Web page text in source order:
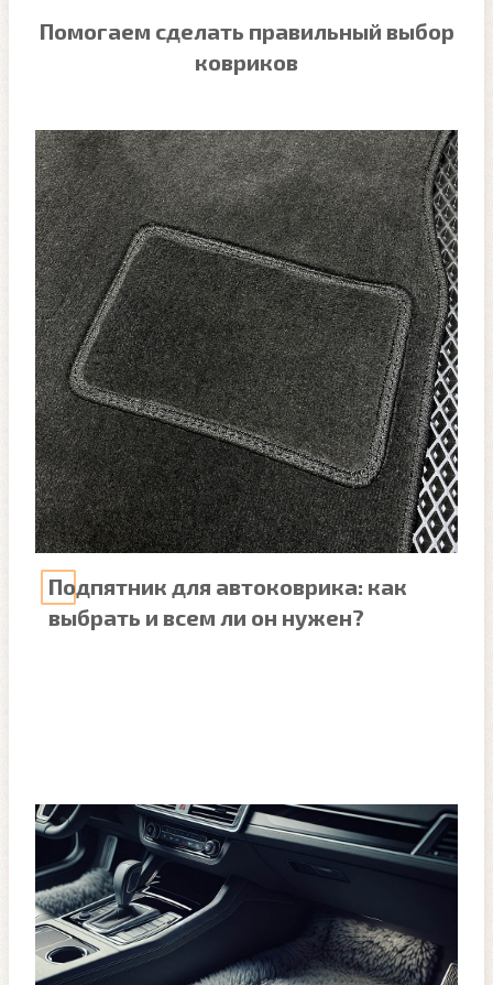
Помогаем сделать правильный выбор
ковриков
Подпятник для автоковрика: как
выбрать и всем ли он нужен?